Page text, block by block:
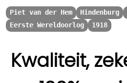
Piet van der Hem Hindenburg
Eerste Wereldoorlog
1918
Kwaliteit,